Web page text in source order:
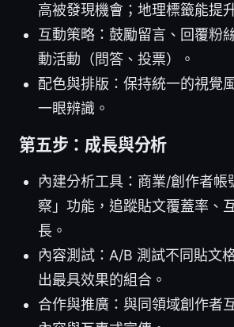
高被發現機會；地理標籤能提
互動策略：鼓勵留言、回覆粉
動活動（問答、投票）。
配色與排版：保持統一的視覺
一眼辨識。
第五步：成長與分析
內建分析工具：商業/創作者帳
察」功能，追蹤貼文覆蓋率、
長。
內容測試：A/B 測試不同貼文
出最具效果的組合。
合作與推廣：與同領域創作者